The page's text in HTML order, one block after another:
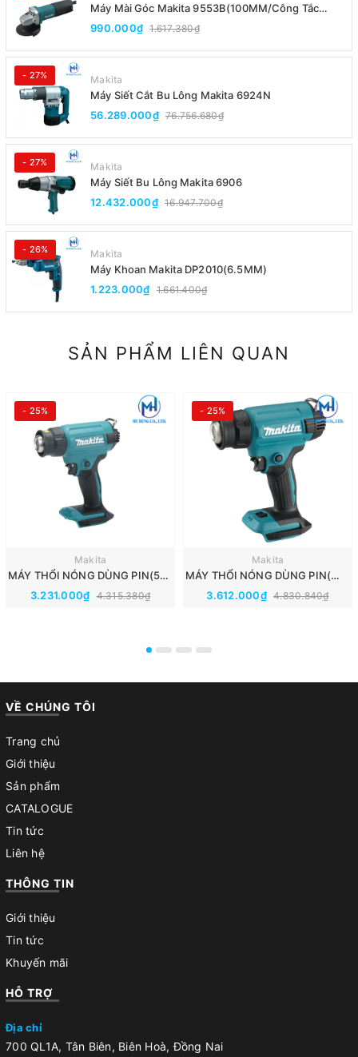
Máy Mài Góc Makita 9553B(100MM/Công Tắc
Đuôi)
990.000₫ 1.617.380₫
- 27% Makita
Máy Siết Cắt Bu Lông Makita 6924N
56.289.000₫ 76.756.680₫
- 27% Makita
Máy Siết Bu Lông Makita 6906
12.432.000₫ 16.947.700₫
- 26% Makita
Máy Khoan Makita DP2010(6.5MM)
1.223.000₫ 1.661.400₫
SẢN PHẨM LIÊN QUAN
- 25%
Makita
MÁY THỔI NÓNG DÙNG PIN(550℃)(18V) MAKITA DHG180ZK
3.231.000₫ 4.315.380₫
- 25%
Makita
MÁY THỔI NÓNG DÙNG PIN(～550℃)(18V) MAKITA DHG181ZK
3.612.000₫ 4.830.840₫
VỀ CHÚNG TÔI
Trang chủ
Giới thiệu
Sản phẩm
CATALOGUE
Tin tức
Liên hệ
THÔNG TIN
Giới thiệu
Tin tức
Khuyến mãi
HỖ TRỢ
Địa chỉ
700 QL1A, Tân Biên, Biên Hoà, Đồng Nai